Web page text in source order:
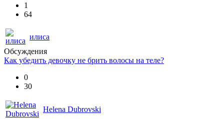
1
64
илиса
Обсуждения
Как убедить девочку не брить волосы на теле?
0
30
Helena Dubrovski